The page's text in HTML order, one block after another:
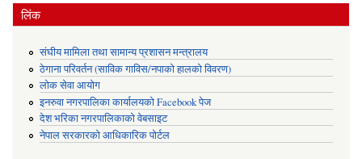
लिंक
संघीय मामिला तथा सामान्य प्रशासन मन्त्रालय
ठेगाना परिवर्तन (साविक गाविस/नपाको हालको विवरण)
लोक सेवा आयोग
इनरुवा नगरपालिका कार्यालयको Facebook पेज
देश भरिका नगरपालिकाको वेबसाइट
नेपाल सरकारको आधिकारिक पोर्टल